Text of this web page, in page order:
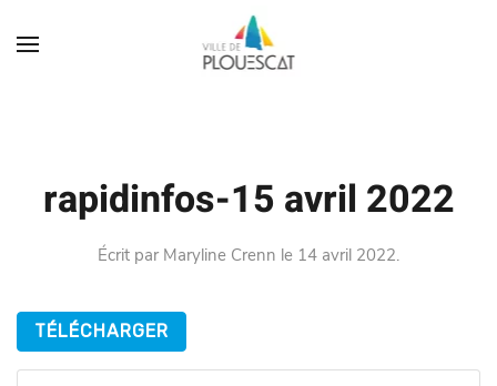
rapidinfos-15 avril 2022
Écrit par Maryline Crenn le 14 avril 2022.
TÉLÉCHARGER